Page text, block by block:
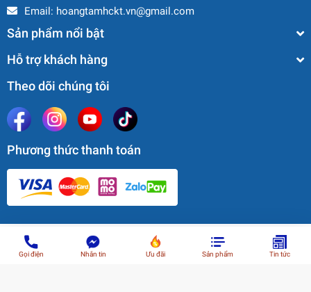
Email: hoangtamhckt.vn@gmail.com
Sản phẩm nổi bật
Hỗ trợ khách hàng
Theo dõi chúng tôi
Phương thức thanh toán
© Bản quyền thuộc về CÔNG TY TNHH HOÀNG TÂM GROUP
| Cung
cấp bởiSapo
Gọi điện Nhắn tin Ưu đãi Sản phẩm Tin tức